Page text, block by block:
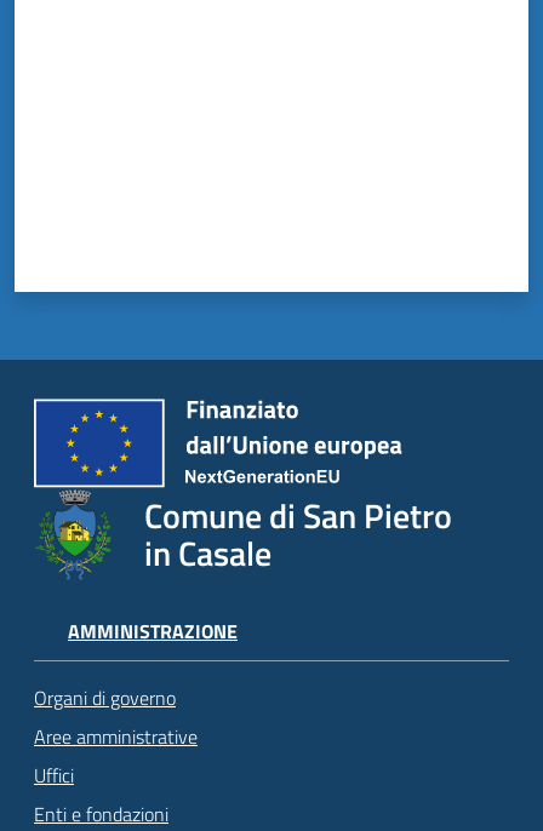
Comune di San Pietro
in Casale
AMMINISTRAZIONE
Organi di governo
Aree amministrative
Uffici
Enti e fondazioni